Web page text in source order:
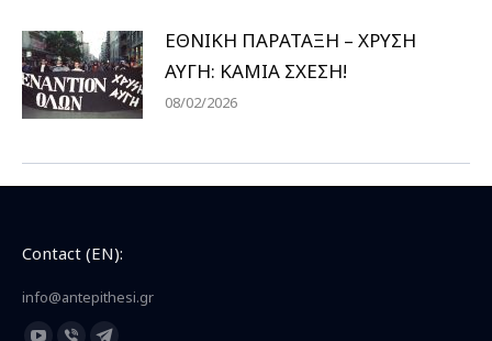
ΕΘΝΙΚΗ ΠΑΡΑΤΑΞΗ – ΧΡΥΣΗ
ΑΥΓΗ: ΚΑΜΙΑ ΣΧΕΣΗ!
08/02/2026
Contact (EN):
info@antepithesi.gr
Find us on: